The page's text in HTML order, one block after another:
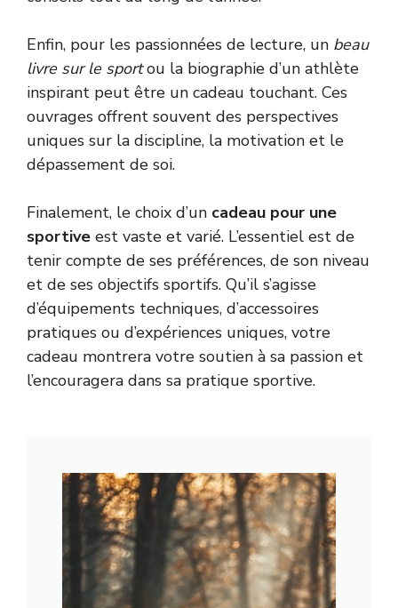
Enfin, pour les passionnées de lecture, un beau
livre sur le sportou la biographie d’un athlète
inspirant peut être un cadeau touchant. Ces
ouvrages offrent souvent des perspectives
uniques sur la discipline, la motivation et le
dépassement de soi.
Finalement, le choix d’un cadeau pour une
sportive est vaste et varié. L’essentiel est de
tenir compte de ses préférences, de son niveau
et de ses objectifs sportifs. Qu’il s’agisse
d’équipements techniques, d’accessoires
pratiques ou d’expériences uniques, votre
cadeau montrera votre soutien à sa passion et
l’encouragera dans sa pratique sportive.